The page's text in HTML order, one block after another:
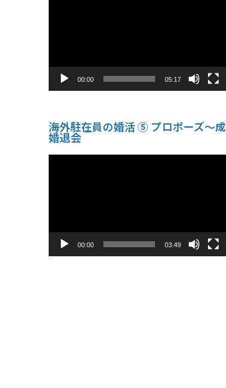
00:00 05:17
海外駐在員の婚活 ⑤ プロポーズ〜成
婚退会
動
00:00 03:49